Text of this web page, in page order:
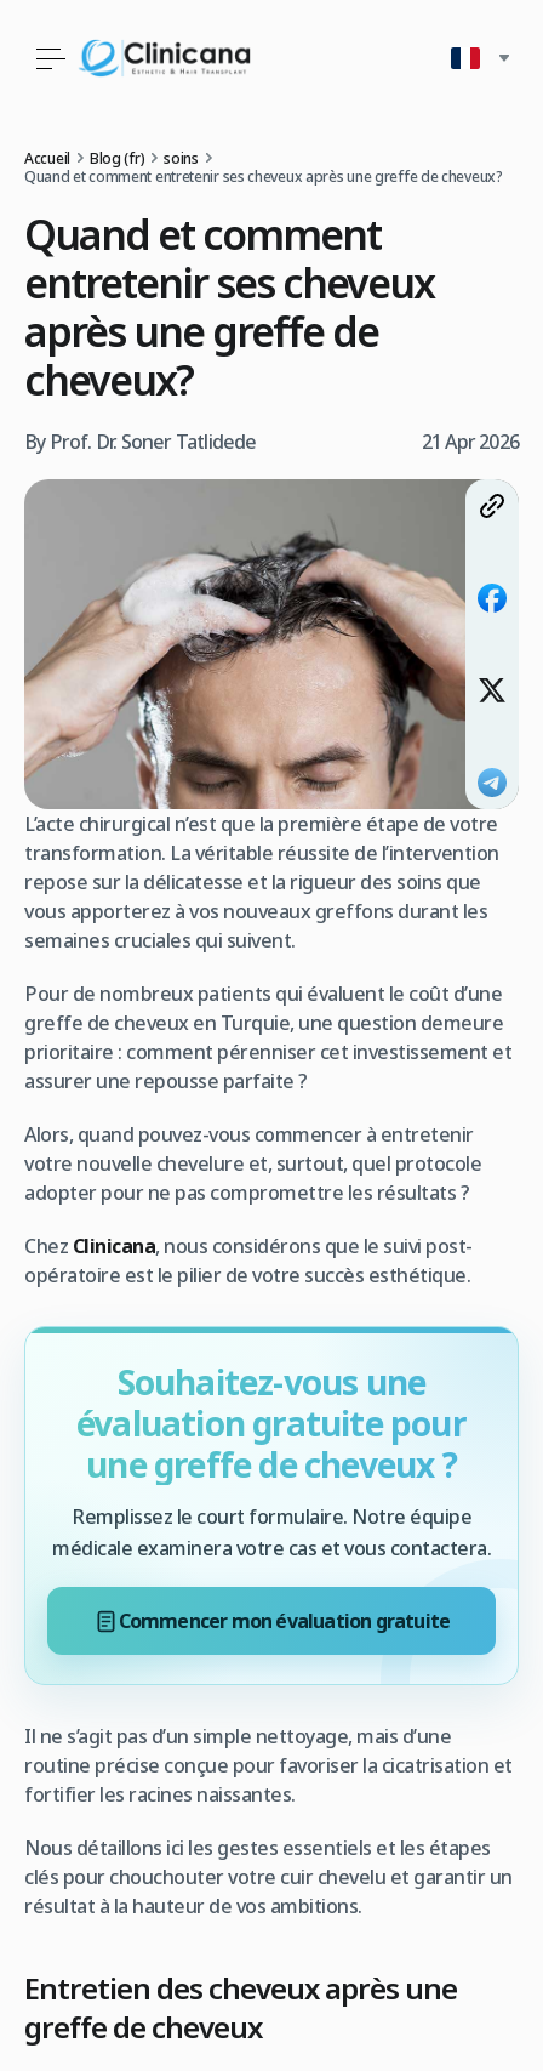
Accueil Blog (fr)
soins
Quand et comment entretenir ses cheveux après une greffe de cheveux?
Quand et comment
entretenir ses cheveux
après une greffe de
cheveux?
By Prof. Dr. Soner Tatlidede 21 Apr 2026
L’acte chirurgical n’est que la première étape de votre
transformation. La véritable réussite de l’intervention
repose sur la délicatesse et la rigueur des soins que
vous apporterez à vos nouveaux greffons durant les
semaines cruciales qui suivent.
Pour de nombreux patients qui évaluent le coût d’une
greffe de cheveux en Turquie, une question demeure
prioritaire : comment pérenniser cet investissement et
assurer une repousse parfaite ?
Alors, quand pouvez-vous commencer à entretenir
votre nouvelle chevelure et, surtout, quel protocole
adopter pour ne pas compromettre les résultats ?
Chez Clinicana, nous considérons que le suivi post-
opératoire est le pilier de votre succès esthétique.
Souhaitez-vous une
évaluation gratuite pour
une greffe de cheveux ?
Remplissez le court formulaire. Notre équipe
médicale examinera votre cas et vous contactera.
Commencer mon évaluation gratuite
Il ne s’agit pas d’un simple nettoyage, mais d’une
routine précise conçue pour favoriser la cicatrisation et
fortifier les racines naissantes.
Nous détaillons ici les gestes essentiels et les étapes
clés pour chouchouter votre cuir chevelu et garantir un
résultat à la hauteur de vos ambitions.
Entretien des cheveux après une
greffe de cheveux